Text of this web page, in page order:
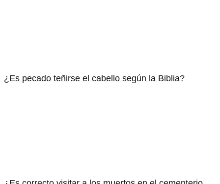
¿Es pecado teñirse el cabello según la Biblia?